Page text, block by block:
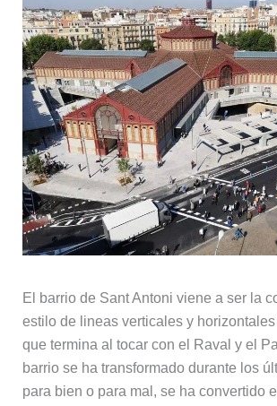
El barrio de Sant Antoni viene a ser la
estilo de lineas verticales y
que termina al tocar con el Raval y el
barrio se ha transformado durante los
para bien o para mal, se ha convertido